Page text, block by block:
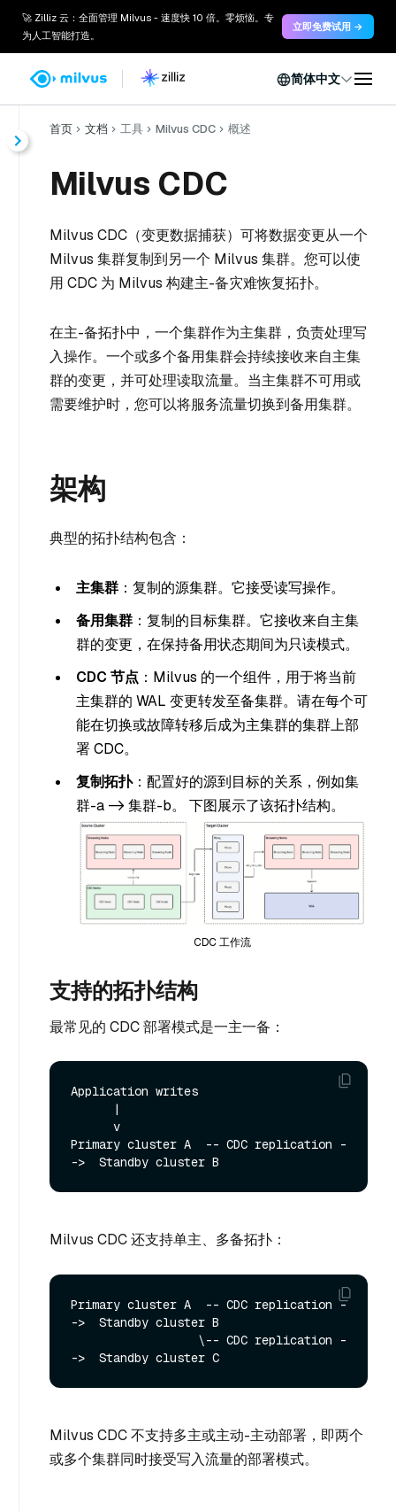
🚀 Zilliz 云：全面管理 Milvus - 速度快 10 倍。零烦恼。专
为人工智能打造。
立即免费试用 →
简体中文
首页 文档 工具 Milvus CDC 概述
Milvus CDC
Milvus CDC（变更数据捕获）可将数据变更从一个
Milvus 集群复制到另一个 Milvus 集群。您可以使
用 CDC 为 Milvus 构建主-备灾难恢复拓扑。
在主-备拓扑中，一个集群作为主集群，负责处理写
入操作。一个或多个备用集群会持续接收来自主集
群的变更，并可处理读取流量。当主集群不可用或
需要维护时，您可以将服务流量切换到备用集群。
架构
典型的拓扑结构包含：
主集群 ：复制的源集群。它接受读写操作。
备用集群 ：复制的目标集群。它接收来自主集
群的变更，在保持备用状态期间为只读模式。
CDC 节点 ：Milvus 的一个组件，用于将当前
主集群的 WAL 变更转发至备集群。请在每个可
能在切换或故障转移后成为主集群的集群上部
署 CDC。
复制拓扑：配置好的源到目标的关系，例如集
群-a -> 集群-b。 下图展示了该拓扑结构。
CDC 工作流
支持的拓扑结构
最常见的 CDC 部署模式是一主一备：
Application writes
Primary cluster A  -- CDC replication -
Milvus CDC 还支持单主、多备拓扑：
Primary cluster A  -- CDC replication -
->  Standby cluster B
Milvus CDC 不支持多主或主动-主动部署，即两个
或多个集群同时接受写入流量的部署模式。